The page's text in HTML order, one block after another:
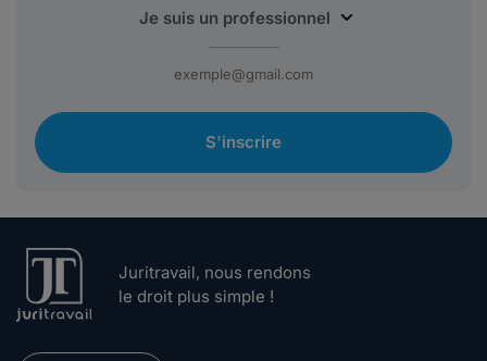
S'inscrire
Juritravail, nous rendons
le droit plus simple !